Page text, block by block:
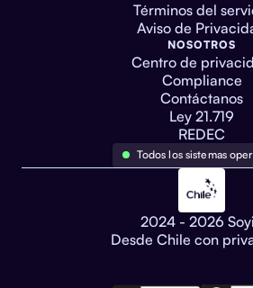
Términos del
Aviso de
NOSOTROS
Centro de
Compliance
Contáctanos
Ley 21.719
REDEC
Todos los sistemas
2024 - 2026
Desde Chile con